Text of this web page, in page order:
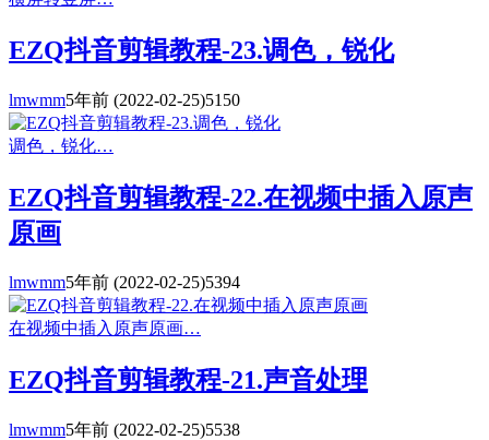
EZQ抖音剪辑教程-23.调色，锐化
lmwmm5年前 (2022-02-25)5150
调色，锐化…
EZQ抖音剪辑教程-22.在视频中插入原声
原画
lmwmm5年前 (2022-02-25)5394
在视频中插入原声原画…
EZQ抖音剪辑教程-21.声音处理
lmwmm5年前 (2022-02-25)5538